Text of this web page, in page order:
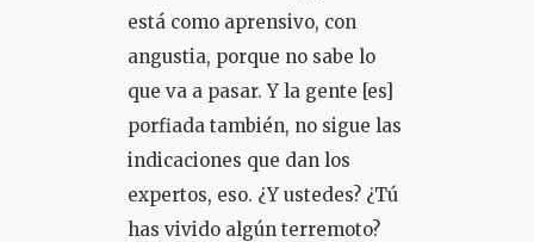
está como aprensivo, con
angustia, porque no sabe lo
que va a pasar. Y la gente [es]
porfiada también, no sigue las
indicaciones que dan los
expertos, eso. ¿Y ustedes? ¿Tú
has vivido algún terremoto?